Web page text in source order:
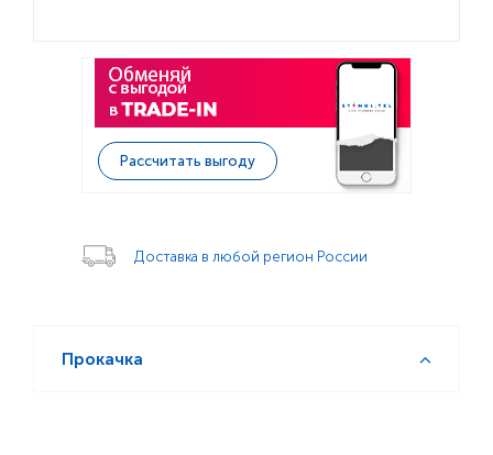
Рассчитать выгоду
Доставка в любой регион России
Прокачка